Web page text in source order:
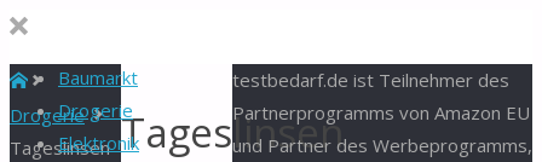
Baumarkt
Drogerie
Elektronik
Start
Drogerie
Tageslinsen Tageslinsen
testbedarf.de ist Teilnehmer des
Partnerprogramms von Amazon EU
und Partner des Werbeprogramms,